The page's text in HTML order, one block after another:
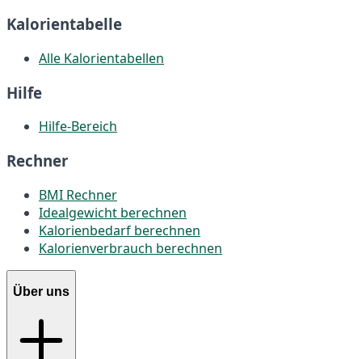
Kalorientabelle
Alle Kalorientabellen
Hilfe
Hilfe-Bereich
Rechner
BMI Rechner
Idealgewicht berechnen
Kalorienbedarf berechnen
Kalorienverbrauch berechnen
Über uns